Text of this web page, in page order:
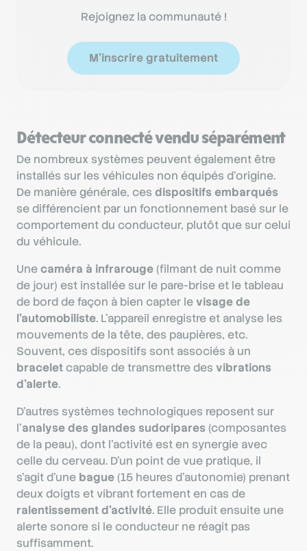
Rejoignez la communauté !
M'inscrire gratuitement
Détecteur connecté vendu séparément
De nombreux systèmes peuvent également être
installés sur les véhicules non équipés d’origine.
De manière générale, ces dispositifs embarqués
se différencient par un fonctionnement basé sur le
comportement du conducteur, plutôt que sur celui
du véhicule.
Unecaméra à infrarouge(filmant de nuit comme
de jour) est installée sur le pare-brise et le tableau
de bord de façon à bien capter levisage de
l’automobiliste. L’appareil enregistre et analyse les
mouvements de la tête, des paupières, etc.
Souvent, ces dispositifs sont associés à un
braceletcapable de transmettre des vibrations
d’alerte.
D’autres systèmes technologiques reposent sur
l’analyse des glandes sudoripares(composantes
de la peau), dont l’activité est en synergie avec
celle du cerveau. D’un point de vue pratique, il
s’agit d’une bague(15 heures d’autonomie) prenant
deux doigts et vibrant fortement en cas de
ralentissement d’activité. Elle produit ensuite une
alerte sonore si le conducteur ne réagit pas
suffisamment.